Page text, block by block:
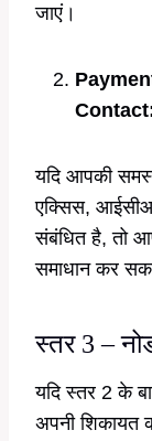
जाएं।
यदि आपकी
एक्सिस,
संबंधित है, तो
समाधान कर
स्तर 3 –
यदि स्तर 2 के
अपनी शिकायत